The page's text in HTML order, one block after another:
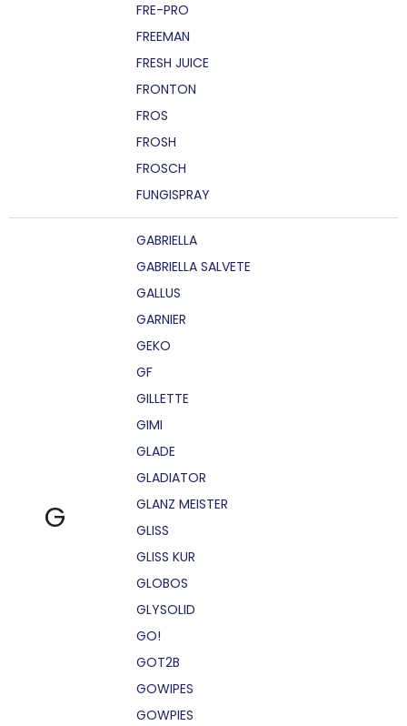
FRE-PRO
FREEMAN
FRESH JUICE
FRONTON
FROS
FROSH
FROSCH
FUNGISPRAY
G
GABRIELLA
GABRIELLA SALVETE
GALLUS
GARNIER
GEKO
GF
GILLETTE
GIMI
GLADE
GLADIATOR
GLANZ MEISTER
GLISS
GLISS KUR
GLOBOS
GLYSOLID
GO!
GOT2B
GOWIPES
GOWPIES